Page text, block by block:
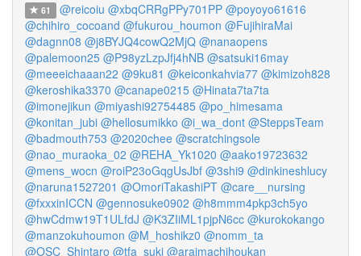
61 @reicoiu @xbqCRRgPPy701PP @poyoyo61616
@chihiro_cocoand @fukurou_houmon @FujihiraMai
@dagnn08 @j8BYJQ4cowQ2MjQ @nanaopens
@palemoon25 @P98yzLzpJfj4hNB @satsuki16may
@meeeichaaan22 @9ku81 @keiconkahvia77 @kimizoh828
@keroshika3370 @canape0215 @Hinata7ta7ta
@imonejikun @miyashi92754485 @po_himesama
@konitan_jubi @hellosumikko @i_wa_dont @SteppsTeam
@badmouth753 @2020chee @scratchingsole
@nao_muraoka_02 @REHA_Yk1020 @aako19723632
@mens_wocn @roiP23oGqgUsJbf @3shi9 @dinkineshlucy
@naruna1527201 @OmoriTakashiPT @care__nursing
@fxxxinICCN @gennosuke0902 @h8mmm4pkp3ch5yo
@hwCdmw19T1ULfdJ @K3ZIiML1pjpN6cc @kurokokango
@manzokuhoumon @M_hoshikz0 @nomm_ta
@OSC_Shintaro @tfa_suki @araimachihoukan